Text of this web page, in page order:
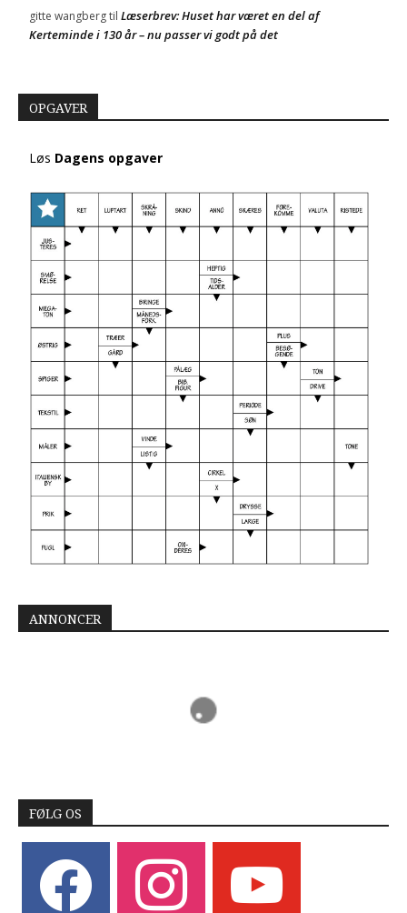
gitte wangbergtil Læserbrev: Huset har været en del af
Kerteminde i 130 år – nu passer vi godt på det
OPGAVER
Løs Dagens opgaver
ANNONCER
FØLG OS
instagram